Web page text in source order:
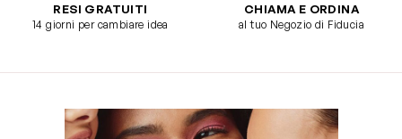
RESI GRATUITI
14 giorni per cambiare idea
CHIAMA E ORDINA
al tuo Negozio di Fiducia